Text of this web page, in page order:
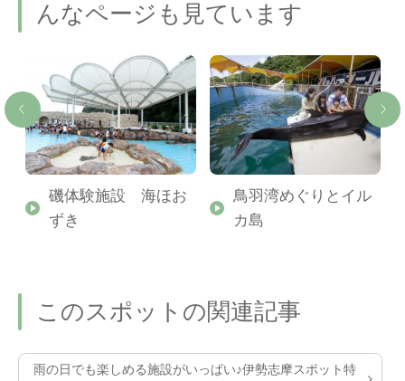
んなページも見ています
磯体験施設 海ほお
ずき
鳥羽湾めぐりとイル
カ島
このスポットの関連記事
雨の日でも楽しめる施設がいっぱい♪伊勢志摩スポット特